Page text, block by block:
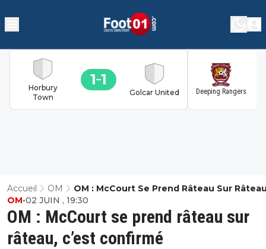
Horbury
Town
1 1
Golcar United Deeping Rangers
Accueil OM
OM : McCourt Se Prend Râteau Sur
C’est Confirmé
OM : McCourt se prend râteau sur
râteau, c’est confirmé
OM•02 JUIN , 19:30